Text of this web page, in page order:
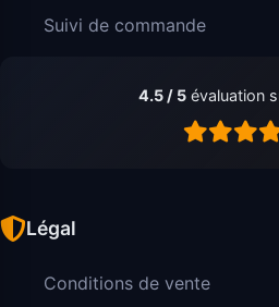
Suivi de commande
4.5 / 5 évaluation
Légal
Conditions de vente